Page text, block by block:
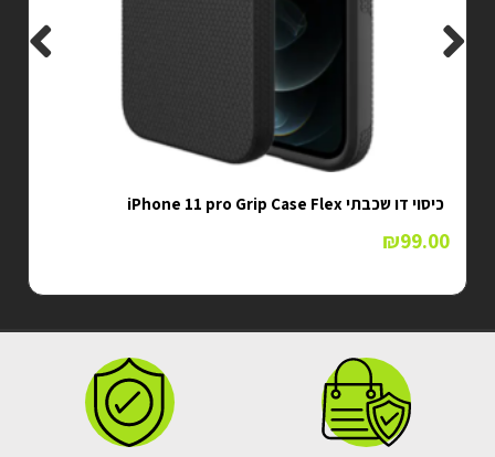
כיסוי דו שכבתי iPhone 11 pro Grip Case Flex
₪99.00